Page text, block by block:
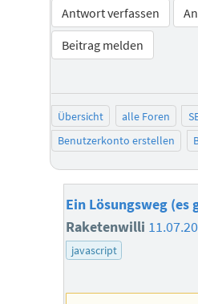
Antwort verfassen
Beitrag melden
Übersicht alle Foren
Benutzerkonto erstellen
Ein Lösungsweg (es
Raketenwilli
javascript